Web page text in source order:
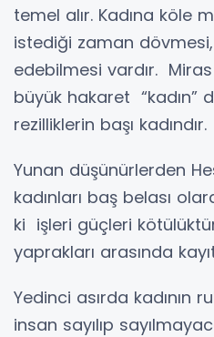
temel alır. Kadına köle
istediği zaman
edebilmesi vardır.
büyük hakaret “kadın”
rezilliklerin başı kadındır.
Yunan düşünürlerden
kadınları baş belası
ki işleri güçleri
yaprakları arasında
Yedinci asırda kadının
insan sayılıp